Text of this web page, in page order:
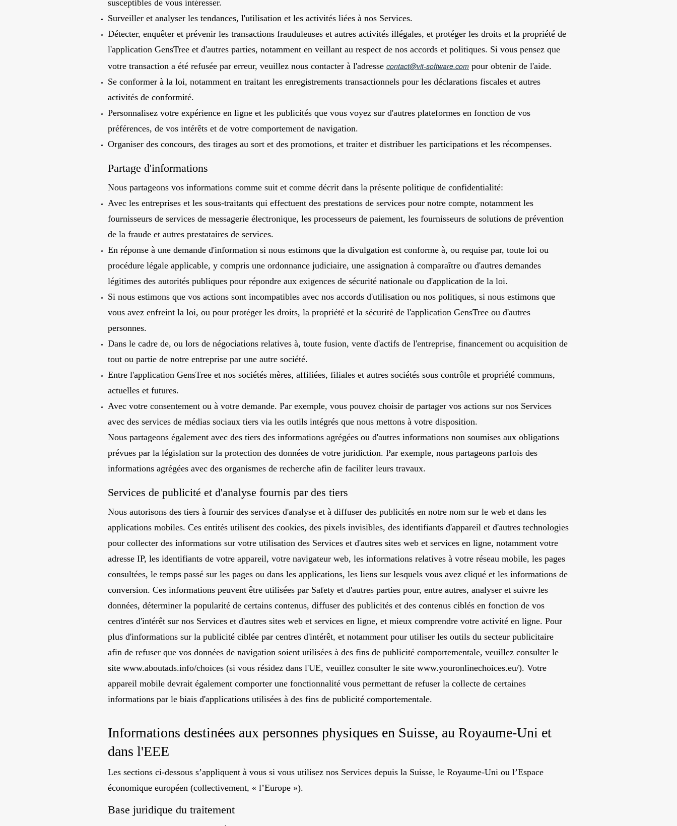
susceptibles de vous intéresser.
Surveiller et analyser les tendances, l'utilisation et les activités liées à nos Services.
Détecter, enquêter et prévenir les transactions frauduleuses et autres activités illégales, et protéger les droits et la propriété de
l'application GensTree et d'autres parties, notamment en veillant au respect de nos accords et politiques. Si vous pensez que
votre transaction a été refusée par erreur, veuillez nous contacter à l'adresse contact@vit-software.com pour obtenir de l'aide.
Se conformer à la loi, notamment en traitant les enregistrements transactionnels pour les déclarations fiscales et autres
activités de conformité.
Personnalisez votre expérience en ligne et les publicités que vous voyez sur d'autres plateformes en fonction de vos
préférences, de vos intérêts et de votre comportement de navigation.
Organiser des concours, des tirages au sort et des promotions, et traiter et distribuer les participations et les récompenses.
Partage d'informations
Nous partageons vos informations comme suit et comme décrit dans la présente politique de confidentialité:
Avec les entreprises et les sous-traitants qui effectuent des prestations de services pour notre compte, notamment les
fournisseurs de services de messagerie électronique, les processeurs de paiement, les fournisseurs de solutions de prévention
de la fraude et autres prestataires de services.
En réponse à une demande d'information si nous estimons que la divulgation est conforme à, ou requise par, toute loi ou
procédure légale applicable, y compris une ordonnance judiciaire, une assignation à comparaître ou d'autres demandes
légitimes des autorités publiques pour répondre aux exigences de sécurité nationale ou d'application de la loi.
Si nous estimons que vos actions sont incompatibles avec nos accords d'utilisation ou nos politiques, si nous estimons que
vous avez enfreint la loi, ou pour protéger les droits, la propriété et la sécurité de l'application GensTree ou d'autres
personnes.
Dans le cadre de, ou lors de négociations relatives à, toute fusion, vente d'actifs de l'entreprise, financement ou acquisition de
tout ou partie de notre entreprise par une autre société.
Entre l'application GensTree et nos sociétés mères, affiliées, filiales et autres sociétés sous contrôle et propriété communs,
actuelles et futures.
Avec votre consentement ou à votre demande. Par exemple, vous pouvez choisir de partager vos actions sur nos Services
avec des services de médias sociaux tiers via les outils intégrés que nous mettons à votre disposition.
Nous partageons également avec des tiers des informations agrégées ou d'autres informations non soumises aux obligations
prévues par la législation sur la protection des données de votre juridiction. Par exemple, nous partageons parfois des
informations agrégées avec des organismes de recherche afin de faciliter leurs travaux.
Services de publicité et d'analyse fournis par des tiers
Nous autorisons des tiers à fournir des services d'analyse et à diffuser des publicités en notre nom sur le web et dans les
applications mobiles. Ces entités utilisent des cookies, des pixels invisibles, des identifiants d'appareil et d'autres technologies
pour collecter des informations sur votre utilisation des Services et d'autres sites web et services en ligne, notamment votre
adresse IP, les identifiants de votre appareil, votre navigateur web, les informations relatives à votre réseau mobile, les pages
consultées, le temps passé sur les pages ou dans les applications, les liens sur lesquels vous avez cliqué et les informations de
conversion. Ces informations peuvent être utilisées par Safety et d'autres parties pour, entre autres, analyser et suivre les
données, déterminer la popularité de certains contenus, diffuser des publicités et des contenus ciblés en fonction de vos
centres d'intérêt sur nos Services et d'autres sites web et services en ligne, et mieux comprendre votre activité en ligne. Pour
plus d'informations sur la publicité ciblée par centres d'intérêt, et notamment pour utiliser les outils du secteur publicitaire
afin de refuser que vos données de navigation soient utilisées à des fins de publicité comportementale, veuillez consulter le
site www.aboutads.info/choices (si vous résidez dans l'UE, veuillez consulter le site www.youronlinechoices.eu/). Votre
appareil mobile devrait également comporter une fonctionnalité vous permettant de refuser la collecte de certaines
informations par le biais d'applications utilisées à des fins de publicité comportementale.
Informations destinées aux personnes physiques en Suisse, au Royaume-Uni et
dans l'EEE
Les sections ci-dessous s’appliquent à vous si vous utilisez nos Services depuis la Suisse, le Royaume-Uni ou l’Espace
économique européen (collectivement, « l’Europe »).
Base juridique du traitement